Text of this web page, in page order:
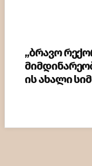
„ბრავო
ის ახალი